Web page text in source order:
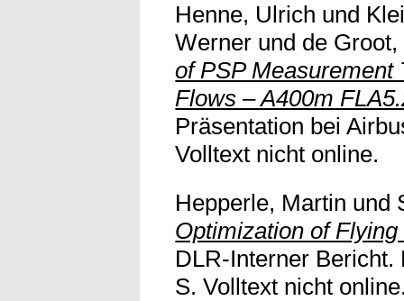
Henne, Ulrich und
Werner und de
of PSP Measurement
Flows – A400m
Präsentation bei
Volltext nicht online.
Hepperle, Martin und
Optimization of
DLR-Interner Bericht.
S. Volltext nicht